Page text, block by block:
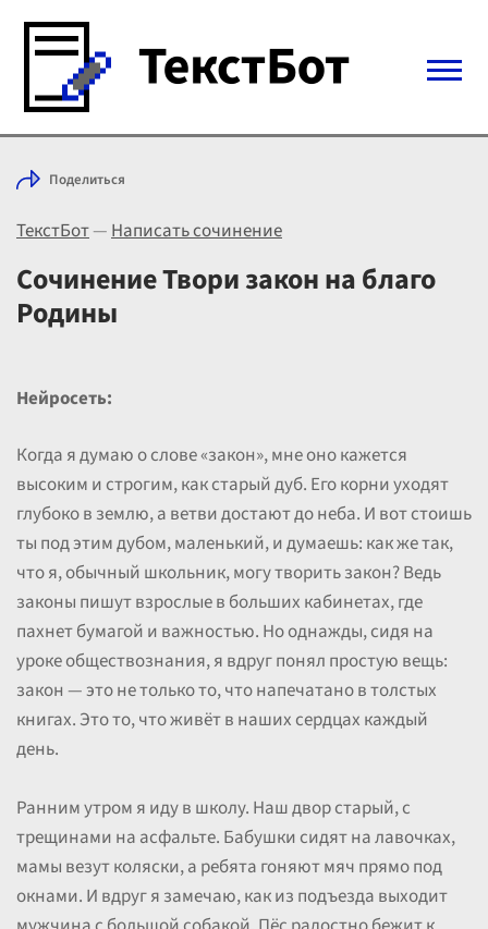
Войти с Telegram
Выбрать режим
Цены
Поделиться
ТекстБот—Написать сочинение
Сочинение Твори закон на благо
Родины
Нейросеть:
Когда я думаю о слове «закон», мне оно кажется
высоким и строгим, как старый дуб. Его корни уходят
глубоко в землю, а ветви достают до неба. И вот стоишь
ты под этим дубом, маленький, и думаешь: как же так,
что я, обычный школьник, могу творить закон? Ведь
законы пишут взрослые в больших кабинетах, где
пахнет бумагой и важностью. Но однажды, сидя на
уроке обществознания, я вдруг понял простую вещь:
закон — это не только то, что напечатано в толстых
книгах. Это то, что живёт в наших сердцах каждый
день.
Ранним утром я иду в школу. Наш двор старый, с
трещинами на асфальте. Бабушки сидят на лавочках,
мамы везут коляски, а ребята гоняют мяч прямо под
окнами. И вдруг я замечаю, как из подъезда выходит